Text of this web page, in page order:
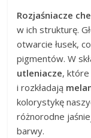
Rozjaśniacze
w ich strukturę.
otwarcie łusek,
pigmentów. W
utleniacze, które
i rozkładają
kolorystykę
różnorodne
barwy.